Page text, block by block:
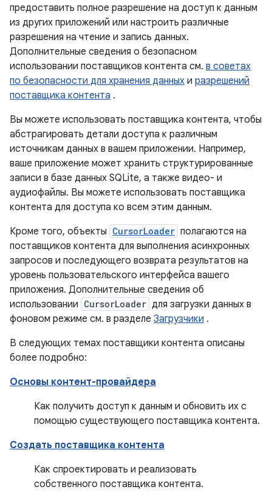
предоставить полное разрешение на доступ к данным
из других приложений или настроить различные
разрешения на чтение и запись данных.
Дополнительные сведения о безопасном
использовании поставщиков контента см. в советах
по безопасности для хранения данных и разрешений
поставщика контента .
Вы можете использовать поставщика контента, чтобы
абстрагировать детали доступа к различным
источникам данных в вашем приложении. Например,
ваше приложение может хранить структурированные
записи в базе данных SQLite, а также видео- и
аудиофайлы. Вы можете использовать поставщика
контента для доступа ко всем этим данным.
Кроме того, объекты CursorLoader полагаются на
поставщиков контента для выполнения асинхронных
запросов и последующего возврата результатов на
уровень пользовательского интерфейса вашего
приложения. Дополнительные сведения об
использовании CursorLoader для загрузки данных в
фоновом режиме см. в разделе Загрузчики .
В следующих темах поставщики контента описаны
более подробно:
Основы контент-провайдера
Как получить доступ к данным и обновить их с
помощью существующего поставщика контента.
Создать поставщика контента
Как спроектировать и реализовать
собственного поставщика контента.